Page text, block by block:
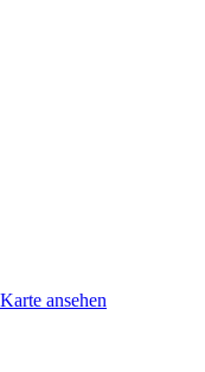
ansehen